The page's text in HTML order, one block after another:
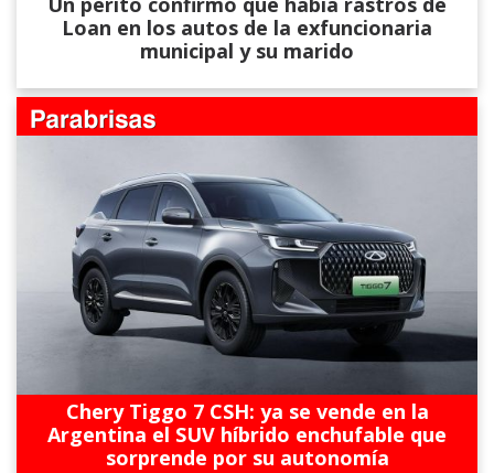
Loan en los autos de la exfuncionaria
municipal y su marido
Chery Tiggo 7 CSH: ya se vende en la
Argentina el SUV híbrido enchufable que
sorprende por su autonomía